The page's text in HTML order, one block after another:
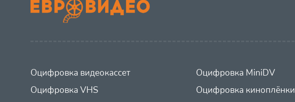
Оцифровка видеокассет
Оцифровка VHS
Оцифровка MiniDV
Оцифровка киноплёнки